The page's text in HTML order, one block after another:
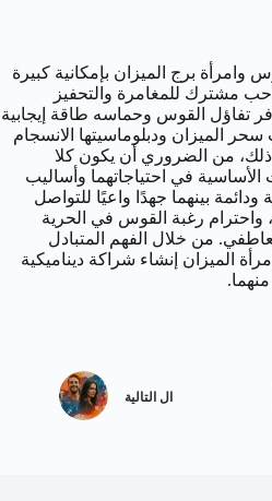
برج الميزان بإمكانية كبيرة
مشترك للمغامرة والتحفيز
تفاؤل القوس وحماسه طاقة إيجابية
سحر الميزان ودبلوماسيتها الانسجام
من الضروري أن يكون كلا
الأساسية في احتياجاتهما وأساليب
بينهما جهدًا واعيًا للتواصل
واحترام رغبة القوس في الحرية
من خلال الفهم المتبادل
الميزان إنشاء شراكة ديناميكية
ال التالية